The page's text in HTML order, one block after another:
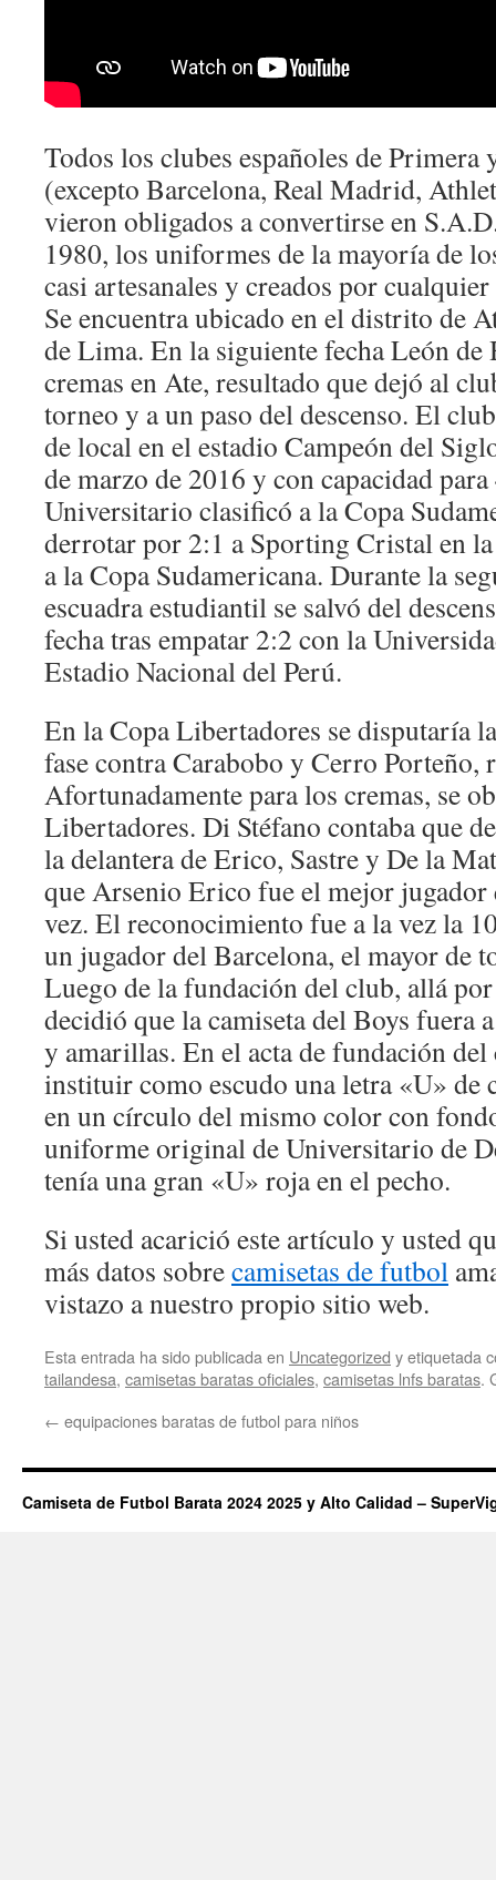
Todos los clubes españoles de
(excepto Barcelona, Real Madrid,
vieron obligados a convertirse en
1980, los uniformes de la mayoría de
casi artesanales y creados por
Se encuentra ubicado en el distrito de
de Lima. En la siguiente fecha León de
cremas en Ate, resultado que dejó al
torneo y a un paso del descenso. El
de local en el estadio Campeón del
de marzo de 2016 y con capacidad
Universitario clasificó a la Copa
derrotar por 2:1 a Sporting Cristal en
a la Copa Sudamericana. Durante la
escuadra estudiantil se salvó del
fecha tras empatar 2:2 con la
Estadio Nacional del Perú.
En la Copa Libertadores se disputaría
fase contra Carabobo y Cerro Porteño,
Afortunadamente para los cremas, se
Libertadores. Di Stéfano contaba que
la delantera de Erico, Sastre y De la
que Arsenio Erico fue el mejor
vez. El reconocimiento fue a la vez la
un jugador del Barcelona, el mayor de
Luego de la fundación del club, allá
decidió que la camiseta del Boys fuera
y amarillas. En el acta de fundación
instituir como escudo una letra «U» de
en un círculo del mismo color con
uniforme original de Universitario de
tenía una gran «U» roja en el pecho.
Si usted acarició este artículo y usted
más datos sobrecamisetas de futbol
vistazo a nuestro propio sitio web.
Esta entrada ha sido publicada en Uncategorized y etiquetada
tailandesa, camisetas baratas oficiales, camisetas lnfs baratas.
← equipaciones baratas de futbol para niños
Camiseta de Futbol Barata 2024 2025 y Alto Calidad –